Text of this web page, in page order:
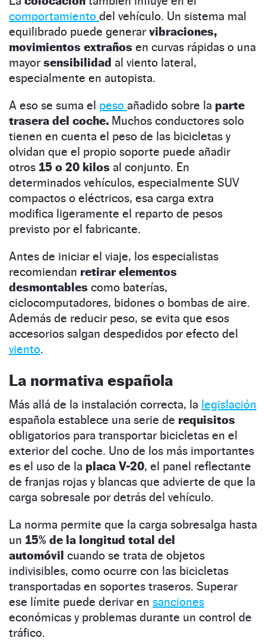
comportamiento del vehículo. Un sistema mal
equilibrado puede generar vibraciones,
movimientos extraños en curvas rápidas o una
mayor sensibilidad al viento lateral,
especialmente en autopista.
A eso se suma el peso añadido sobre la parte
trasera del coche. Muchos conductores solo
tienen en cuenta el peso de las bicicletas y
olvidan que el propio soporte puede añadir
otros 15 o 20 kilos al conjunto. En
determinados vehículos, especialmente SUV
compactos o eléctricos, esa carga extra
modifica ligeramente el reparto de pesos
previsto por el fabricante.
Antes de iniciar el viaje, los especialistas
recomiendan retirar elementos
desmontables como baterías,
ciclocomputadores, bidones o bombas de aire.
Además de reducir peso, se evita que esos
accesorios salgan despedidos por efecto del
viento.
La normativa española
Más allá de la instalación correcta, la legislación
española establece una serie de requisitos
obligatorios para transportar bicicletas en el
exterior del coche. Uno de los más importantes
es el uso de la placa V-20, el panel reflectante
de franjas rojas y blancas que advierte de que la
carga sobresale por detrás del vehículo.
La norma permite que la carga sobresalga hasta
un 15% de la longitud total del
automóvil cuando se trata de objetos
indivisibles, como ocurre con las bicicletas
transportadas en soportes traseros. Superar
ese límite puede derivar en sanciones
económicas y problemas durante un control de
tráfico.